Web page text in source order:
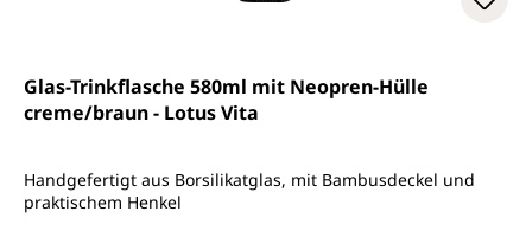
Glas-Trinkflasche 580ml mit Neopren-Hülle
creme/braun - Lotus Vita
Handgefertigt aus Borsilikatglas, mit Bambusdeckel und
praktischem Henkel